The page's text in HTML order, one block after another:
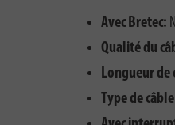
Avec Bretec:
Qualité du
Longueur de
Type de